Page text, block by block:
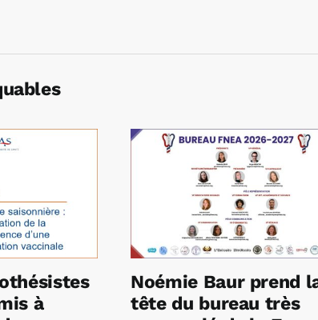
à
Noémie Baur prend
tête du bureau très